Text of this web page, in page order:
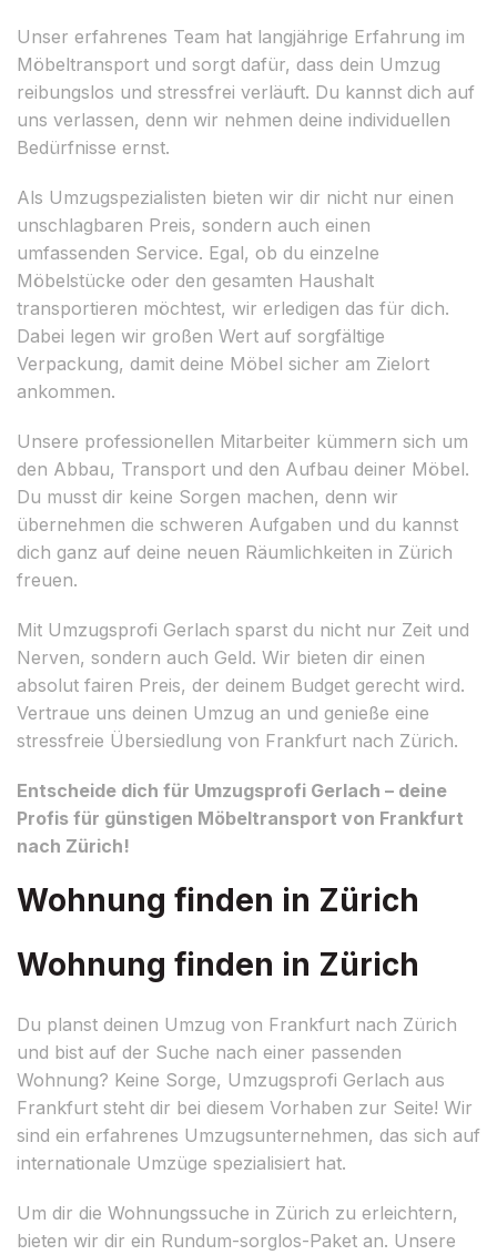
Unser erfahrenes Team hat langjährige Erfahrung im
Möbeltransport und sorgt dafür, dass dein Umzug
reibungslos und stressfrei verläuft. Du kannst dich auf
uns verlassen, denn wir nehmen deine individuellen
Bedürfnisse ernst.
Als Umzugspezialisten bieten wir dir nicht nur einen
unschlagbaren Preis, sondern auch einen
umfassenden Service. Egal, ob du einzelne
Möbelstücke oder den gesamten Haushalt
transportieren möchtest, wir erledigen das für dich.
Dabei legen wir großen Wert auf sorgfältige
Verpackung, damit deine Möbel sicher am Zielort
ankommen.
Unsere professionellen Mitarbeiter kümmern sich um
den Abbau, Transport und den Aufbau deiner Möbel.
Du musst dir keine Sorgen machen, denn wir
übernehmen die schweren Aufgaben und du kannst
dich ganz auf deine neuen Räumlichkeiten in Zürich
freuen.
Mit Umzugsprofi Gerlach sparst du nicht nur Zeit und
Nerven, sondern auch Geld. Wir bieten dir einen
absolut fairen Preis, der deinem Budget gerecht wird.
Vertraue uns deinen Umzug an und genieße eine
stressfreie Übersiedlung von Frankfurt nach Zürich.
Entscheide dich für Umzugsprofi Gerlach – deine
Profis für günstigen Möbeltransport von Frankfurt
nach Zürich!
Wohnung finden in Zürich
Wohnung finden in Zürich
Du planst deinen Umzug von Frankfurt nach Zürich
und bist auf der Suche nach einer passenden
Wohnung? Keine Sorge, Umzugsprofi Gerlach aus
Frankfurt steht dir bei diesem Vorhaben zur Seite! Wir
sind ein erfahrenes Umzugsunternehmen, das sich auf
internationale Umzüge spezialisiert hat.
Um dir die Wohnungssuche in Zürich zu erleichtern,
bieten wir dir ein Rundum-sorglos-Paket an. Unsere